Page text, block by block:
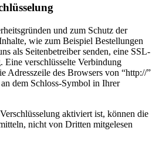
und zum Schutz der
wie zum Beispiel Bestellungen
als Seitenbetreiber senden, eine SSL-
Eine verschlüsselte Verbindung
Adresszeile des Browsers von “http://”
dem Schloss-Symbol in Ihrer
aktiviert ist, können die
nicht von Dritten mitgelesen